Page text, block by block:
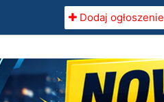
Dodaj ogłoszenie